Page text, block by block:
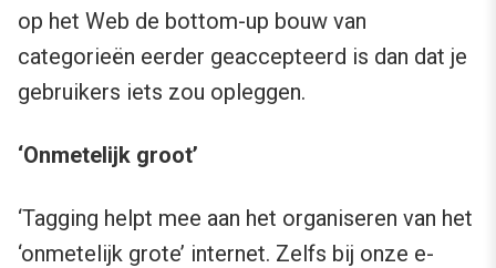
op het Web de bottom-up bouw van
categorieën eerder geaccepteerd is dan dat je
gebruikers iets zou opleggen.
‘Onmetelijk groot’
‘Tagging helpt mee aan het organiseren van het
‘onmetelijk grote’ internet. Zelfs bij onze e-